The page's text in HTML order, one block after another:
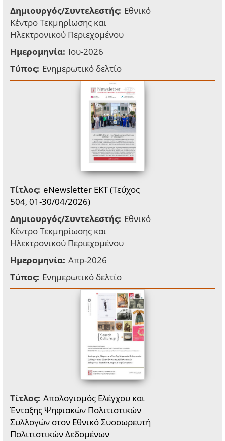
Δημιουργός/Συντελεστής: Εθνικό
Κέντρο Τεκμηρίωσης και
Ηλεκτρονικού Περιεχομένου
Ημερομηνία: Ιου-2026
Τύπος: Ενημερωτικό δελτίο
Τίτλος: eNewsletter EKT (Τεύχος
504, 01-30/04/2026)
Δημιουργός/Συντελεστής: Εθνικό
Κέντρο Τεκμηρίωσης και
Ηλεκτρονικού Περιεχομένου
Ημερομηνία: Απρ-2026
Τύπος: Ενημερωτικό δελτίο
Τίτλος: Απολογισμός Ελέγχου και
Ένταξης Ψηφιακών Πολιτιστικών
Συλλογών στον Εθνικό Συσσωρευτή
Πολιτιστικών Δεδομένων